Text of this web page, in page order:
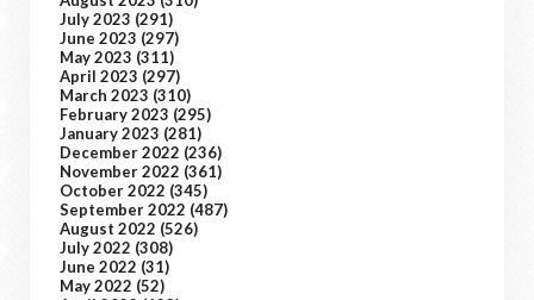
July 2023 (291)
June 2023 (297)
May 2023 (311)
April 2023 (297)
March 2023 (310)
February 2023 (295)
January 2023 (281)
December 2022 (236)
November 2022 (361)
October 2022 (345)
September 2022 (487)
August 2022 (526)
July 2022 (308)
June 2022 (31)
May 2022 (52)